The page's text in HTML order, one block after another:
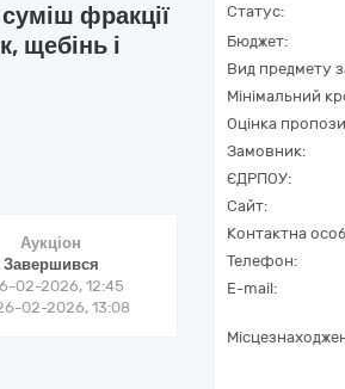
фракції
щебінь і
Аукціон
Завершився
02-2026, 12:45
02-2026, 13:08
Статус:
Бюджет:
Вид предмету
Мінімальний
Оцінка
Замовник:
ЄДРПОУ:
Сайт:
Контактна
Телефон:
E-mail: